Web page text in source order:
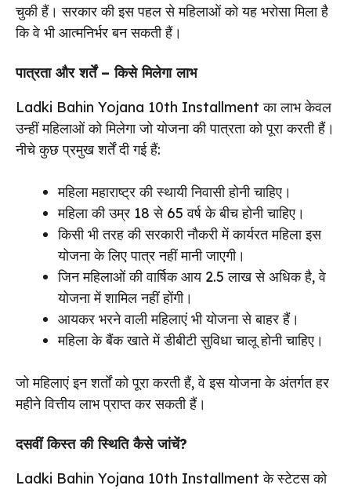
चुकी हैं। सरकार की इस पहल से महिलाओं को यह भरोसा मिला है
कि वे भी आत्मनिर्भर बन सकती हैं।
पात्रता और शर्तें – किसे मिलेगा लाभ
Ladki Bahin Yojana 10th Installment का लाभ केवल
उन्हीं महिलाओं को मिलेगा जो योजना की पात्रता को पूरा करती हैं।
नीचे कुछ प्रमुख शर्तें दी गई हैं:
महिला महाराष्ट्र की स्थायी निवासी होनी चाहिए।
महिला की उम्र 18 से 65 वर्ष के बीच होनी चाहिए।
किसी भी तरह की सरकारी नौकरी में कार्यरत महिला इस
योजना के लिए पात्र नहीं मानी जाएगी।
जिन महिलाओं की वार्षिक आय ₹2.5 लाख से अधिक है, वे
योजना में शामिल नहीं होंगी।
आयकर भरने वाली महिलाएं भी योजना से बाहर हैं।
महिला के बैंक खाते में डीबीटी सुविधा चालू होनी चाहिए।
जो महिलाएं इन शर्तों को पूरा करती हैं, वे इस योजना के अंतर्गत हर
महीने वित्तीय लाभ प्राप्त कर सकती हैं।
दसवीं किस्त की स्थिति कैसे जांचें?
Ladki Bahin Yojana 10th Installment के स्टेटस को